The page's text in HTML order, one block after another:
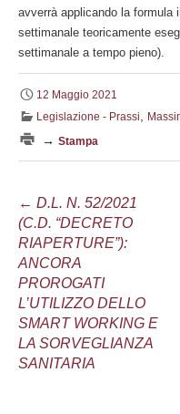
avverrà applicando la formula
settimanale teoricamente
settimanale a tempo pieno).
12 Maggio 2021
Legislazione - Prassi
→ Stampa
Navigazione
articolo
← D.L. N. 52/2021
(C.D. “DECRETO
RIAPERTURE”):
ANCORA
PROROGATI
L’UTILIZZO DELLO
SMART WORKING E
LA SORVEGLIANZA
SANITARIA